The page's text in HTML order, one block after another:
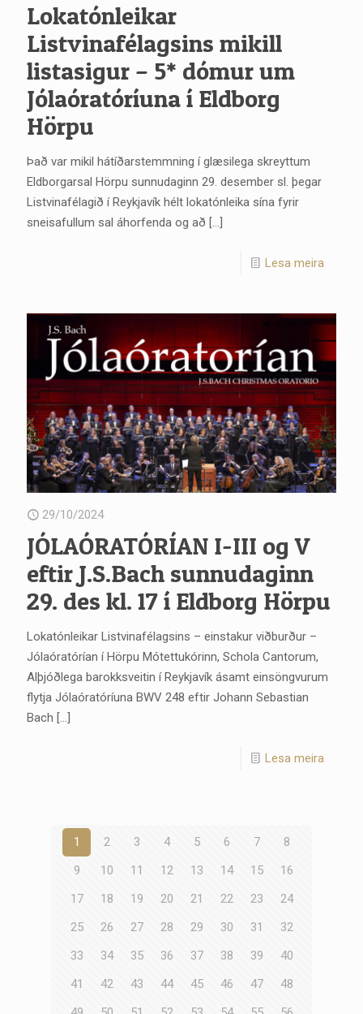
Lokatónleikar
Listvinafélagsins mikill
listasigur – 5* dómur um
Jólaóratóríuna í Eldborg
Hörpu
Það var mikil hátíðarstemmning í glæsilega skreyttum
Eldborgarsal Hörpu sunnudaginn 29. desember sl. þegar
Listvinafélagið í Reykjavík hélt lokatónleika sína fyrir
sneisafullum sal áhorfenda og að […]
Lesa meira
29/10/2024
JÓLAÓRATÓRÍAN I-III og V
eftir J.S.Bach sunnudaginn
29. des kl. 17 í Eldborg Hörpu
Lokatónleikar Listvinafélagsins – einstakur viðburður –
Jólaóratórían í Hörpu Mótettukórinn, Schola Cantorum,
Alþjóðlega barokksveitin í Reykjavík ásamt einsöngvurum
flytja Jólaóratóríuna BWV 248 eftir Johann Sebastian
Bach […]
Lesa meira
1 2 3 4 5 6 7
8
9
10 11 12 13 14 15
16
17
18 19 20 21 22 23
24
25
26 27 28 29 30 31
32
33
34 35 36 37 38 39
40
41
42 43 44 45 46 47
48